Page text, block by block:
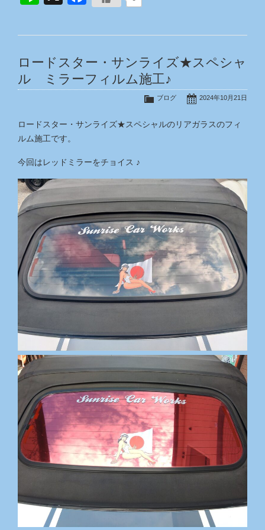
ロードスター・サンライズ★スペシャ
ル ミラーフィルム施工♪
2024年10月21日
ブログ
ロードスター・サンライズ★スペシャルのリアガラスのフィ
ルム施工です。
今回はレッドミラーをチョイス ♪